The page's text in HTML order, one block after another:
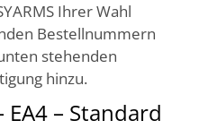
Ihrer Wahl
Bestellnummern
stehenden
hinzu.
– Standard